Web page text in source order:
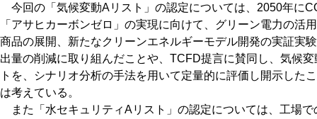
今回の「気候変動Aリスト」の認定については、2050年に
「アサヒカーボンゼロ」の実現に向けて、グリーン電力の活
商品の展開、新たなクリーンエネルギーモデル開発の実証実
出量の削減に取り組んだことや、TCFD提言に賛同し、気候
トを、シナリオ分析の手法を用いて定量的に評価し開示した
は考えている。
また「水セキュリティAリスト」の認定については、工場